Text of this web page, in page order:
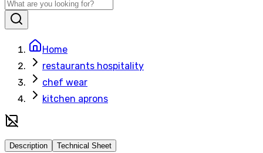
Home
restaurants hospitality
chef wear
kitchen aprons
Description Technical Sheet